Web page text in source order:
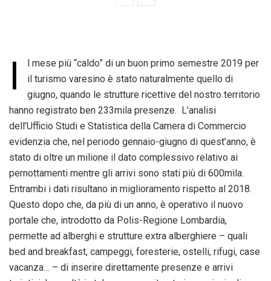
I
l mese più “caldo” di un buon primo semestre 2019 per
il turismo varesino è stato naturalmente quello di
giugno, quando le strutture ricettive del nostro territorio
hanno registrato ben 233mila presenze. L’analisi
dell’Ufficio Studi e Statistica della Camera di Commercio
evidenzia che, nel periodo gennaio-giugno di quest’anno, è
stato di oltre un milione il dato complessivo relativo ai
pernottamenti mentre gli arrivi sono stati più di 600mila.
Entrambi i dati risultano in miglioramento rispetto al 2018.
Questo dopo che, da più di un anno, è operativo il nuovo
portale che, introdotto da Polis-Regione Lombardia,
permette ad alberghi e strutture extra alberghiere – quali
bed and breakfast, campeggi, foresterie, ostelli, rifugi, case
vacanza… – di inserire direttamente presenze e arrivi